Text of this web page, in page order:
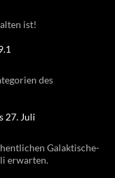
ist!
des
27. Juli
Galaktische-
erwarten.